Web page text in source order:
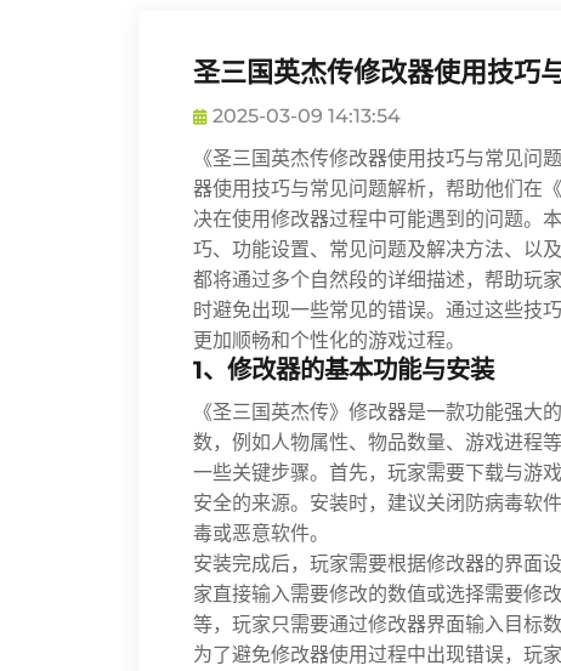
圣三国英杰传修改器使用技巧
2025-03-09 14:13:54
《圣三国英杰传修改器使用技巧与常见问
器使用技巧与常见问题解析，帮助他们在
决在使用修改器过程中可能遇到的问题。
巧、功能设置、常见问题及解决方法、以
都将通过多个自然段的详细描述，帮助玩
时避免出现一些常见的错误。通过这些技
更加顺畅和个性化的游戏过程。
1、修改器的基本功能与安装
《圣三国英杰传》修改器是一款功能强大
数，例如人物属性、物品数量、游戏进程
一些关键步骤。首先，玩家需要下载与游
安全的来源。安装时，建议关闭防病毒软
毒或恶意软件。
安装完成后，玩家需要根据修改器的界面
家直接输入需要修改的数值或选择需要修
等，玩家只需要通过修改器界面输入目标
为了避免修改器使用过程中出现错误，玩